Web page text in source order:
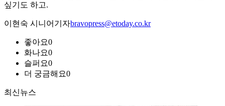
싶기도 하고.
이현숙 시니어기자bravopress@etoday.co.kr
좋아요0
화나요0
슬퍼요0
더 궁금해요0
최신뉴스